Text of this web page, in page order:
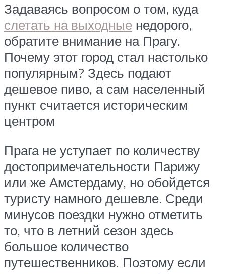
Задаваясь вопросом о том, куда
слетать на выходные недорого,
обратите внимание на Прагу.
Почему этот город стал настолько
популярным? Здесь подают
дешевое пиво, а сам населенный
пункт считается историческим
центром
Прага не уступает по количеству
достопримечательности Парижу
или же Амстердаму, но обойдется
туристу намного дешевле. Среди
минусов поездки нужно отметить
то, что в летний сезон здесь
большое количество
путешественников. Поэтому если